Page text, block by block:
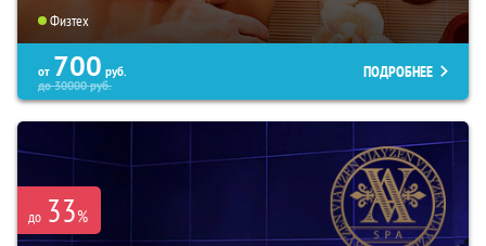
Физтех
от 700 руб.
до30000руб.
ПОДРОБНЕЕ
до 33%